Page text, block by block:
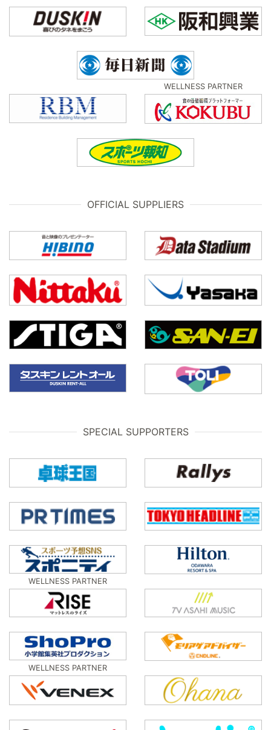
WELLNESS PARTNER
OFFICIAL SUPPLIERS
SPECIAL SUPPORTERS
WELLNESS PARTNER
WELLNESS PARTNER